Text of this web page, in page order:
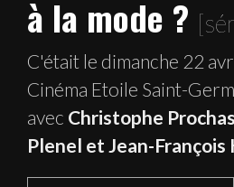
à la mode ?
C'était le dimanche 22
Cinéma Etoile Saint-
avec Christophe
Plenel et Jean-François